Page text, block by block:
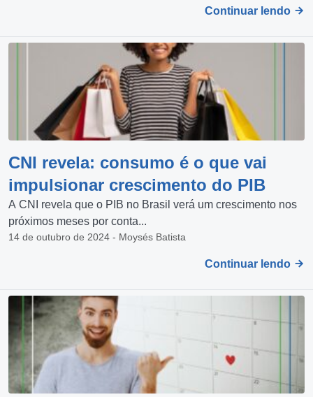
Continuar lendo
CNI revela: consumo é o que vai
impulsionar crescimento do PIB
A CNI revela que o PIB no Brasil verá um crescimento nos
próximos meses por conta...
14 de outubro de 2024 - Moysés Batista
Continuar lendo